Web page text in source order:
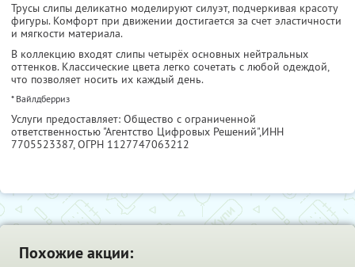
Трусы слипы деликатно моделируют силуэт, подчеркивая красоту
фигуры. Комфорт при движении достигается за счет эластичности
и мягкости материала.
В коллекцию входят слипы четырёх основных нейтральных
оттенков. Классические цвета легко сочетать с любой одеждой,
что позволяет носить их каждый день.
* Вайлдберриз
Услуги предоставляет: Общество с ограниченной
ответственностью "Агентство Цифровых Решений",ИНН
7705523387, ОГРН 1127747063212
Похожие акции: